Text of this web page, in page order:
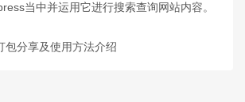
当中并运用它进行搜索查询网站内容。
包分享及使用方法介绍